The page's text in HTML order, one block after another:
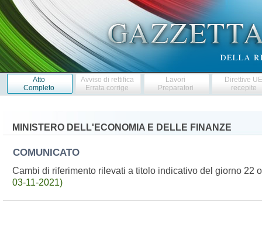
Atto
Completo
Avviso di rettifica
Errata corrige
Lavori
Preparatori
Direttive
recepite
MINISTERO DELL'ECONOMIA E DELLE FINANZE
COMUNICATO
Cambi di riferimento rilevati a titolo indicativo del giorno 22
03-11-2021)